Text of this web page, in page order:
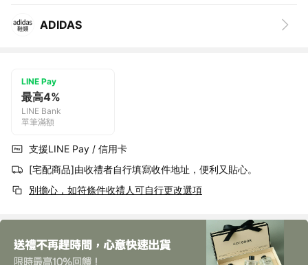
ADIDAS
LINE Pay
最高4%
LINE Bank
單筆滿額
支援LINE Pay / 信用卡
[宅配商品]由收禮者自行填寫收件地址，便利又貼心。
別擔心，如符條件收禮人可自行更改選項